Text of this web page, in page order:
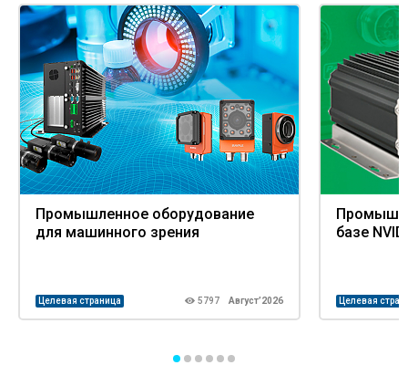
Промышленное оборудование
для машинного зрения
Целевая страница 5797 Август’2026
базе
Целевая